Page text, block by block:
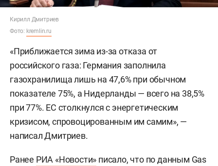
Кирилл Дмитриев
Фото: kremlin.ru
«Приближается зима из-за отказа от
российского газа: Германия заполнила
газохранилища лишь на 47,6% при обычном
показателе 75%, а Нидерланды — всего на 38,5%
при 77%. ЕС столкнулся с энергетическим
кризисом, спровоцированным им самим», —
написал Дмитриев.
Ранее РИА «Новости» писало, что по данным Gas